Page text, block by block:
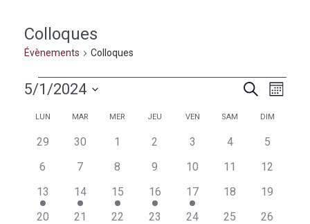
Colloques
Évènements Colloques
Évènements
vues
Recherche
de
Mois
5/1/2024
date.
Calendrier
de
Évènements
Calendrier
de
Évènements
LUN MAR MER JEU VEN SAM DIM
0
29
0
30
0
1
0
2
0
3
0
4
0
5
0
6
0
7
0
8
0
9
0
10
0
11
0
12
1
évènement
13
1
évènement
14
1
évènement
15
1
évènement
16
1
évènement
17
0
18
0
19
0
20
0
21
0
22
0
23
0
24
0
25
0
26